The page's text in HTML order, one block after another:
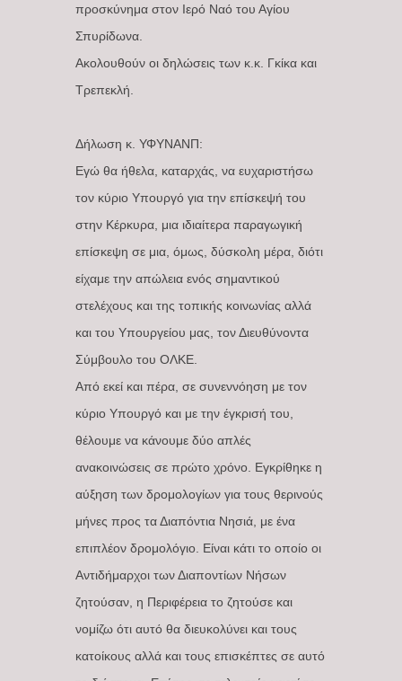
προσκύνημα στον Ιερό Ναό του Αγίου
Σπυρίδωνα.
Ακολουθούν οι δηλώσεις των κ.κ. Γκίκα και
Τρεπεκλή.
Δήλωση κ. ΥΦΥΝΑΝΠ:
Εγώ θα ήθελα, καταρχάς, να ευχαριστήσω
τον κύριο Υπουργό για την επίσκεψή του
στην Κέρκυρα, μια ιδιαίτερα παραγωγική
επίσκεψη σε μια, όμως, δύσκολη μέρα, διότι
είχαμε την απώλεια ενός σημαντικού
στελέχους και της τοπικής κοινωνίας αλλά
και του Υπουργείου μας, τον Διευθύνοντα
Σύμβουλο του ΟΛΚΕ.
Από εκεί και πέρα, σε συνεννόηση με τον
κύριο Υπουργό και με την έγκρισή του,
θέλουμε να κάνουμε δύο απλές
ανακοινώσεις σε πρώτο χρόνο. Εγκρίθηκε η
αύξηση των δρομολογίων για τους θερινούς
μήνες προς τα Διαπόντια Νησιά, με ένα
επιπλέον δρομολόγιο. Είναι κάτι το οποίο οι
Αντιδήμαρχοι των Διαποντίων Νήσων
ζητούσαν, η Περιφέρεια το ζητούσε και
νομίζω ότι αυτό θα διευκολύνει και τους
κατοίκους αλλά και τους επισκέπτες σε αυτό